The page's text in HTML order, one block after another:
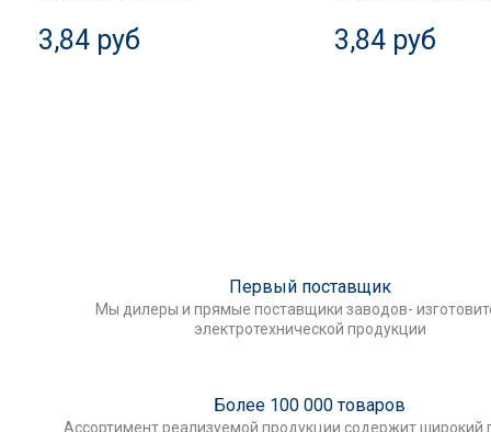
3,84 руб 3,84 руб
Первый поставщик
Мы дилеры и прямые поставщики заводов-
электротехнической продукции
Более 100 000 товаров
Ассортимент реализуемой продукции содержит широкий